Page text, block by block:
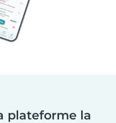
plateforme la